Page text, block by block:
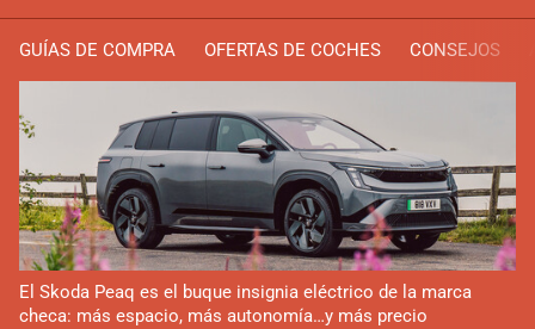
GUÍAS DE COMPRA OFERTAS DE COCHES CONSEJOS
El Skoda Peaq es el buque insignia eléctrico de la marca
checa: más espacio, más autonomía…y más precio